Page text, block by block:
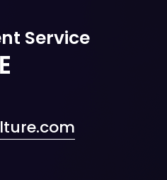
Service